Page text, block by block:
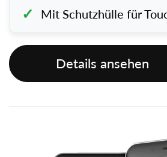
Mit Schutzhülle für
Details ansehen